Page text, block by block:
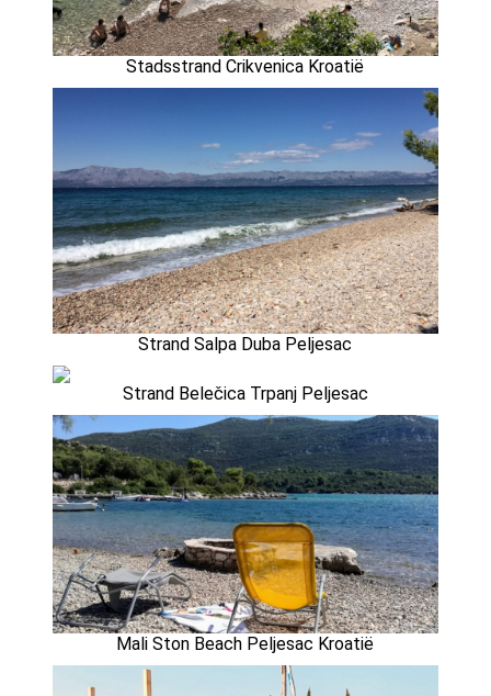
Stadsstrand Crikvenica Kroatië
Strand Salpa Duba Peljesac
Strand Belečica Trpanj Peljesac
Mali Ston Beach Peljesac Kroatië